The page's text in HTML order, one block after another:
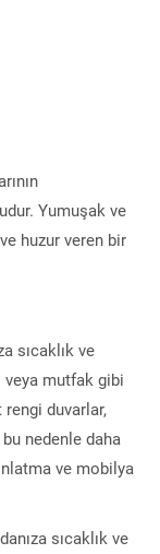
Yumuşak ve
huzur veren bir
sıcaklık ve
veya mutfak gibi
duvarlar,
nedenle daha
ve mobilya
sıcaklık ve